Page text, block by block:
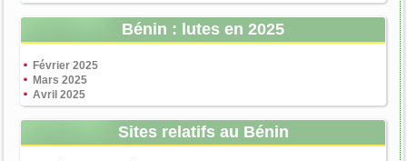
Bénin : lutes en 2025
Février 2025
Mars 2025
Avril 2025
Sites relatifs au Bénin